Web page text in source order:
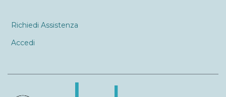
Richiedi Assistenza
Accedi